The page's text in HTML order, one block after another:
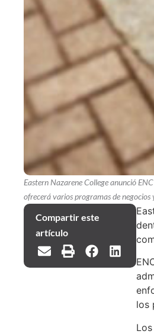
Eastern Nazarene College anunció
ofrecerá varios programas de
Compartir este
artículo
los